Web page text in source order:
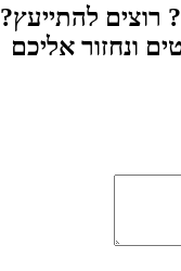
להתייעץ?
ונחזור אליכם